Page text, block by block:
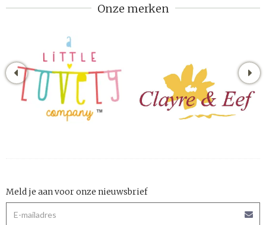
Onze merken
Meld je aan voor onze nieuwsbrief